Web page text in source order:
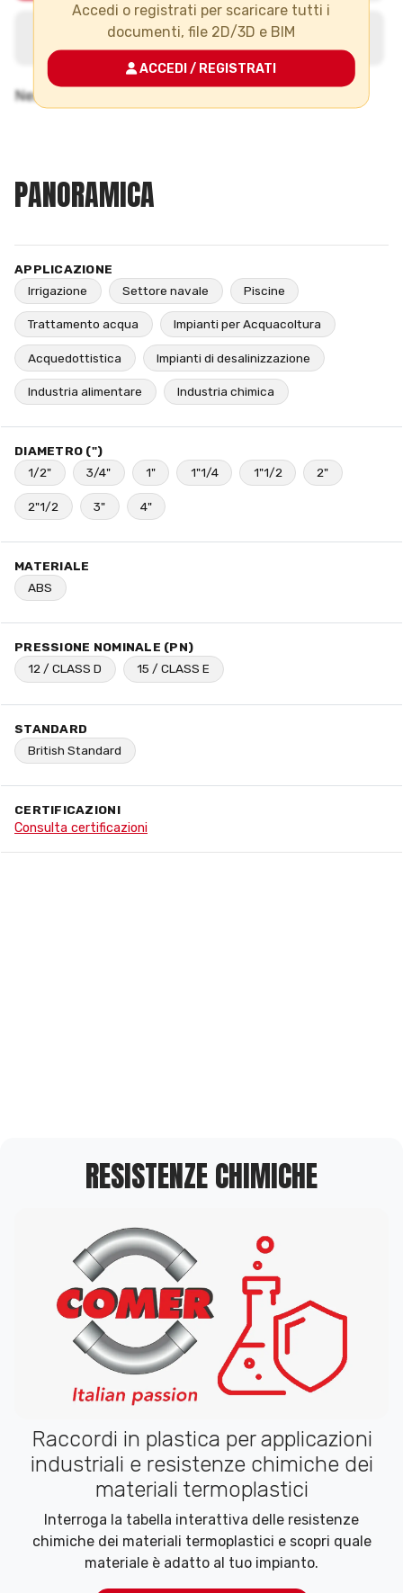
Accedi o registrati per scaricare tutti i
documenti, file 2D/3D e BIM
ACCEDI / REGISTRATI
PANORAMICA
APPLICAZIONE
Irrigazione
Settore navale Piscine
Trattamento acqua Impianti per Acquacoltura
Acquedottistica Impianti di desalinizzazione
Industria alimentare Industria chimica
DIAMETRO (")
1/2"
3/4" 1" 1"1/4 1"1/2 2"
2"1/2 3" 4"
MATERIALE
ABS
PRESSIONE NOMINALE (PN)
12 / CLASS D
15 / CLASS E
STANDARD
British Standard
CERTIFICAZIONI
Consulta certificazioni
RESISTENZE CHIMICHE
Raccordi in plastica per applicazioni
industriali e resistenze chimiche dei
materiali termoplastici
Interroga la tabella interattiva delle resistenze
chimiche dei materiali termoplastici e scopri quale
materiale è adatto al tuo impianto.